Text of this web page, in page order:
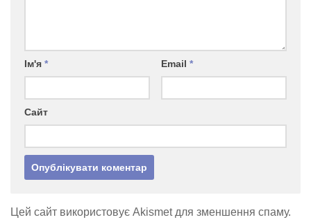
Ім'я * Email *
Сайт
Цей сайт використовує Akismet для зменшення спаму.